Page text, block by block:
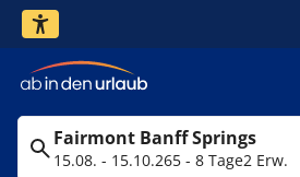
Fairmont Banff Springs
15.08. - 15.10.265 - 8 Tage2 Erw.